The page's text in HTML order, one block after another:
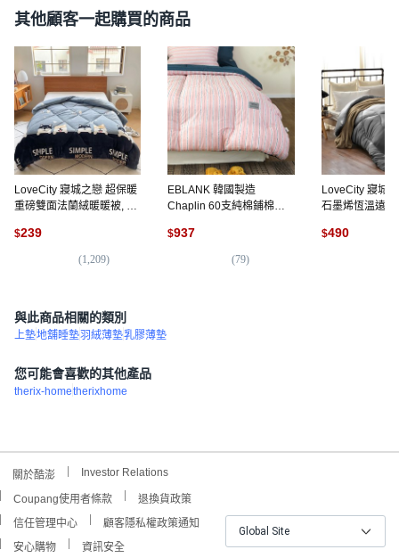
其他顧客一起購買的商品
LoveCity 寢城之戀 超保暖
重磅雙面法蘭絨暖暖被, 柴
$239
(1,209)
EBLANK 韓國製造
Chaplin 60支純棉鋪棉被
$937
(79)
LoveCity 寢城
石墨烯恆溫遠紅
$490
與此商品相關的類別
上墊地舖睡墊羽絨薄墊乳膠薄墊
您可能會喜歡的其他產品
therix-hometherixhome
關於酷澎 Investor Relations
Coupang使用者條款
退換貨政策
信任管理中心
顧客隱私權政策通知
安心購物
資訊安全
Global Site